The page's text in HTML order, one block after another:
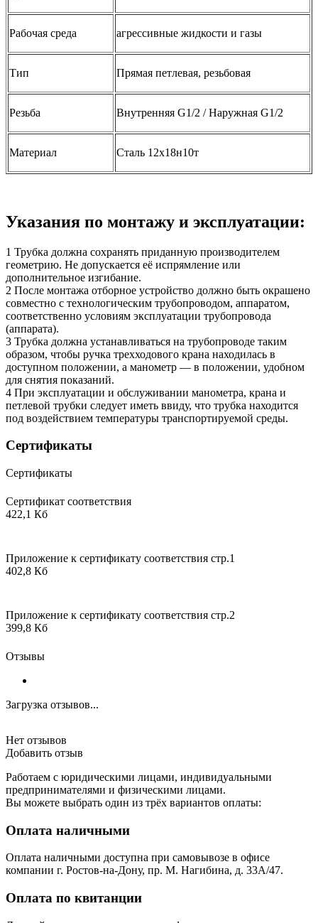
Рабочая среда агрессивные жидкости и газы
Тип Прямая петлевая, резьбовая
Резьба Внутренняя G1/2 / Наружная G1/2
Материал Сталь 12х18н10т
Указания по монтажу и эксплуатации:
1 Трубка должна сохранять приданную производителем
геометрию. Не допускается её испрямление или
дополнительное изгибание.
2 После монтажа отборное устройство должно быть окрашено
совместно с технологическим трубопроводом, аппаратом,
соответственно условиям эксплуатации трубопровода
(аппарата).
3 Трубка должна устанавливаться на трубопроводе таким
образом, чтобы ручка трехходового крана находилась в
доступном положении, а манометр — в положении, удобном
для снятия показаний.
4 При эксплуатации и обслуживании манометра, крана и
петлевой трубки следует иметь ввиду, что трубка находится
под воздействием температуры транспортируемой среды.
Сертификаты
Сертификаты
Сертификат соответствия
422,1 Кб
Приложение к сертификату соответствия стр.1
402,8 Кб
Приложение к сертификату соответствия стр.2
399,8 Кб
Отзывы
Загрузка отзывов...
Нет отзывов
Добавить отзыв
Работаем с юридическими лицами, индивидуальными
предпринимателями и физическими лицами.
Вы можете выбрать один из трёх вариантов оплаты:
Оплата наличными
Оплата наличными доступна при самовывозе в офисе
компании г. Ростов-на-Дону, пр. М. Нагибина, д. 33А/47.
Оплата по квитанции